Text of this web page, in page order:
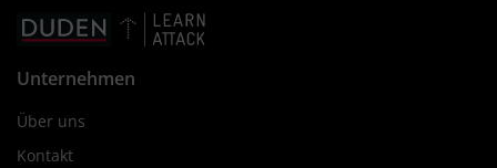
Unternehmen
Über uns
Kontakt